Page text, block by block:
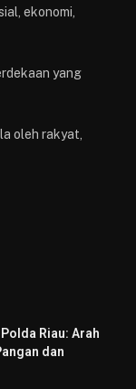
ekonomi,
yang
oleh rakyat,
Riau: Arah
dan